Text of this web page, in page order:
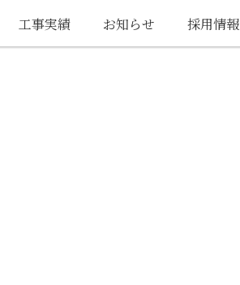
工事実績 お知らせ 採用情報